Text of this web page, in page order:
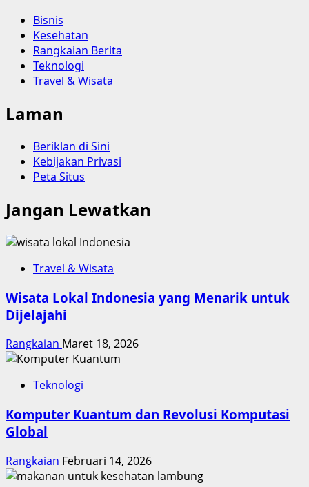
Bisnis
Kesehatan
Rangkaian Berita
Teknologi
Travel & Wisata
Laman
Beriklan di Sini
Kebijakan Privasi
Peta Situs
Jangan Lewatkan
Travel & Wisata
Wisata Lokal Indonesia yang Menarik untuk
Dijelajahi
Rangkaian Maret 18, 2026
Teknologi
Komputer Kuantum dan Revolusi Komputasi
Global
Rangkaian Februari 14, 2026